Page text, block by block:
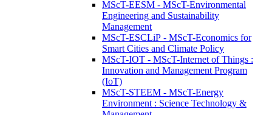
MScT-EESM - MScT-Environmental
Engineering and Sustainability
Management
MScT-ESCLiP - MScT-Economics for
Smart Cities and Climate Policy
MScT-IOT - MScT-Internet of Things :
Innovation and Management Program
(IoT)
MScT-STEEM - MScT-Energy
Environment : Science Technology &